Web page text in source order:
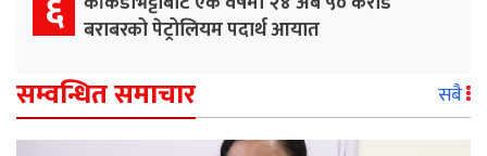
बराबरको पेट्रोलियम पदार्थ आयात
सम्वन्धित समाचार सबै